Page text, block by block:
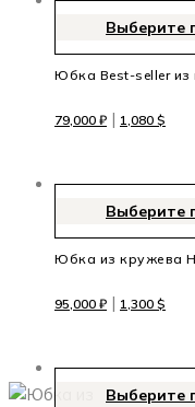
Выберите
Юбка Best-seller из
79,000 ₽ | 1,080 $
Выберите
Юбка из кружева
95,000 ₽ | 1,300 $
Выберите